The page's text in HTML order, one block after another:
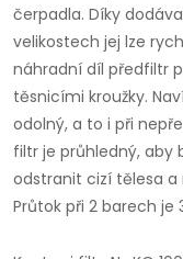
čerpadla. Díky
velikostech jej lze
náhradní díl předfiltr
těsnicími kroužky.
odolný, a to i při
filtr je průhledný, aby
odstranit cizí tělesa a
Průtok při 2 barech je